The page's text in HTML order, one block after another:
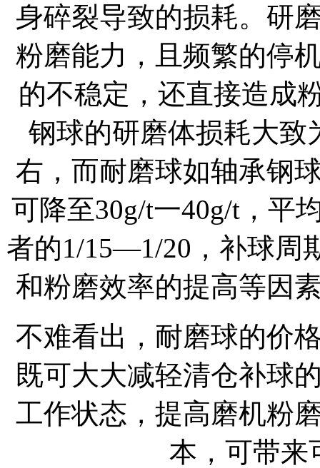
身碎裂导致的损耗。研
粉磨能力，且频繁的停
的不稳定，还直接造成
钢球的研磨体损耗大致
右，而耐磨球如轴承钢
可降至30g/t一40g/t，平
者的1/15—1/20，补球周
和粉磨效率的提高等因
不难看出，耐磨球的价
既可大大减轻清仓补球
工作状态，提高磨机粉
本，可带来